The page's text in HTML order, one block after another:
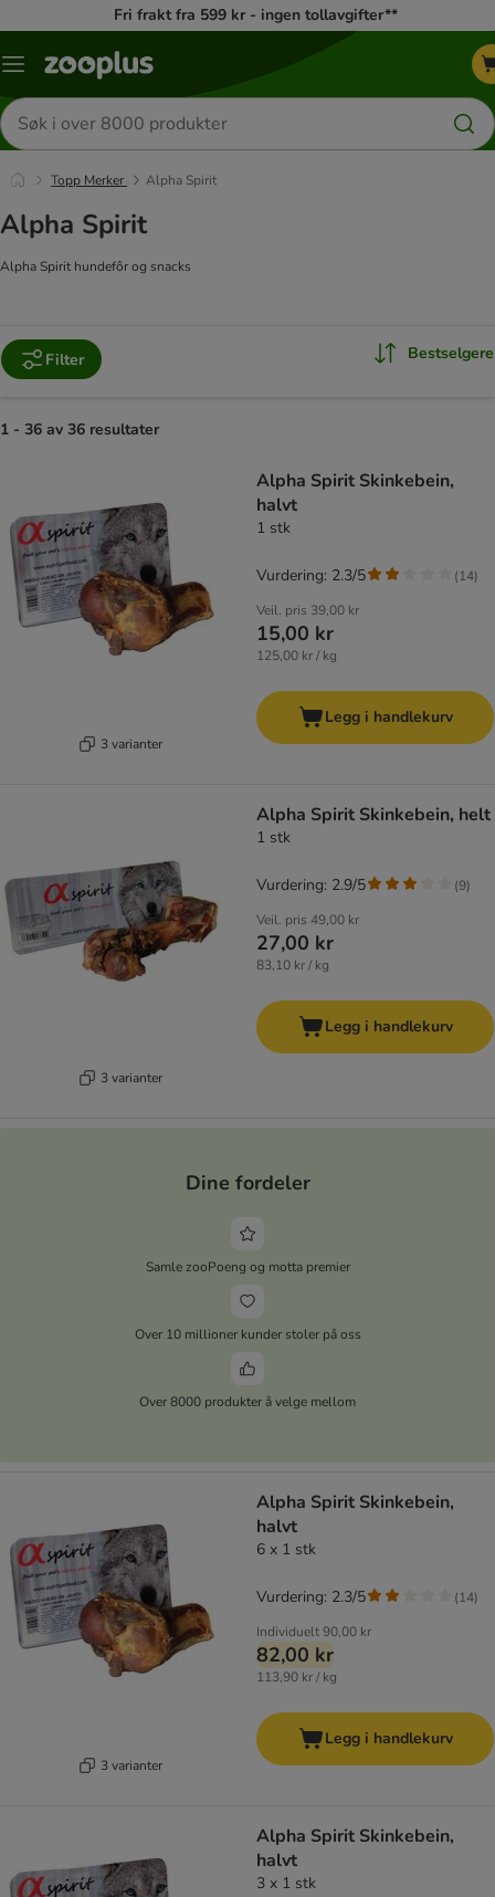
Fri frakt fra 599 kr - ingen tollavgifter**
Katalogmeny
Søk
etter
produkter
Topp Merker Alpha Spirit
Alpha Spirit
Alpha Spirit hundefôr og snacks
Filter Bestselgere
1 - 36 av 36 resultater
3 varianter
Alpha Spirit Skinkebein,
halvt
1 stk
Veil. pris 39,00 kr
15,00 kr
125,00 kr / kg
Vurdering: 2.3/5 (14)
Legg i handlekurv
3 varianter
Alpha Spirit Skinkebein, helt
1 stk
Veil. pris 49,00 kr
27,00 kr
83,10 kr / kg
Vurdering: 2.9/5 (9)
Legg i handlekurv
Dine fordeler
Samle zooPoeng og motta premier
Over 10 millioner kunder stoler på oss
Over 8000 produkter å velge mellom
3 varianter
Alpha Spirit Skinkebein,
halvt
6 x 1 stk
Individuelt90,00 kr
82,00 kr
113,90 kr / kg
Vurdering: 2.3/5 (14)
Legg i handlekurv
Alpha Spirit Skinkebein,
halvt
3 x 1 stk